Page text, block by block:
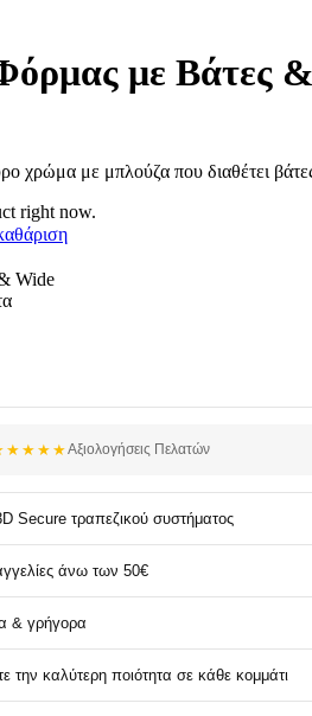
με Βάτες
χρώμα με μπλούζα που διαθέτει
right now.
Wide
Αξιολογήσεις Πελατών
τραπεζικού συστήματος
άνω των 50€
& γρήγορα
καλύτερη ποιότητα σε κάθε κομμάτι